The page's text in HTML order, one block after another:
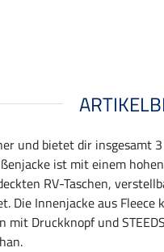
und bietet dir
ist mit einem
RV-Taschen,
Die Innenjacke aus
Druckknopf und